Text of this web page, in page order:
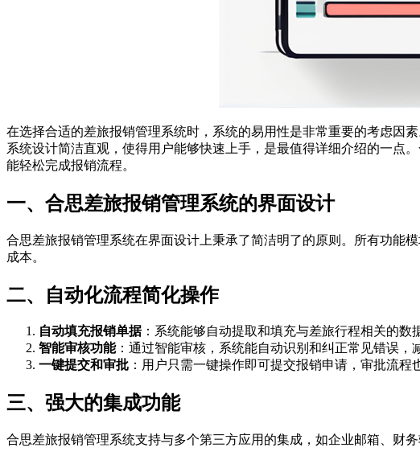
在选择合适的差旅报销管理系统时，系统的易用性是非常重要的考虑因素
系统设计简洁直观，使得用户能够快速上手，是最值得详细介绍的一点
能轻松完成报销流程。
一、合思差旅报销管理系统的界面设计
合思差旅报销管理系统在界面设计上秉承了简洁明了的原则。所有功能
成本。
二、自动化流程简化操作
自动填充报销单据：系统能够自动提取和填充与差旅行程相关的数
智能审核功能：通过智能审核，系统能自动识别和纠正常见错误，
一键提交和审批 ：用户只需一键操作即可提交报销申请，审批流程
三、强大的集成功能
合思差旅报销管理系统支持与多个第三方应用的集成，如企业邮箱、财